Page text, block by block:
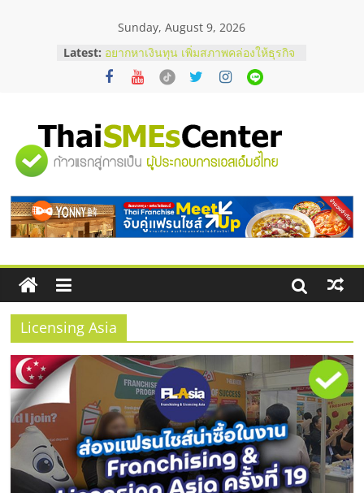
Sunday, August 9, 2026
Latest: อยากหาเงินทุน เพิ่มสภาพคล่องให้ธุรกิจ
เริ่มยังไงให้ผ่านฉลุย
สัมมนาออนไลน์ โอกาสบริหารสถานี
ThaiFranchise Meet Up จับคู่แฟรน
ไชส์ ครั้งที่ 8
ร้านเครื่องเสียงคุณภาพสูง พร้อม
บริษัท Cybersecurity ในไทยที่ไหนดี?
วิธีเลือกผู้ให้บริการให้คุ้มค่าและตอบ
โจทย์ธุรกิจ
"ศูนย์
รวม
ข้อมูล
ธุรกิจ
SME
แห่ง
ประเทศไทย,
ThaiSMEsCenter,
Licensing Asia